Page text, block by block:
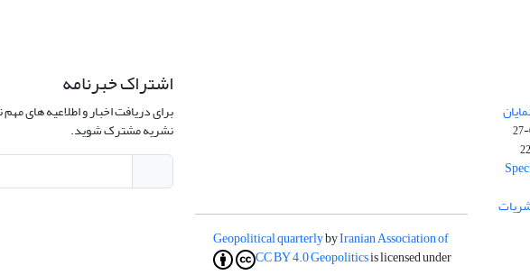
Geopolitical quarterlybyIranian Association of
Geopoliticsis licensed under
CC BY 4.0
اشتراک خبرنامه
برای دریافت اخبار و اطلاعیه های
نشریه مشترک شوید.